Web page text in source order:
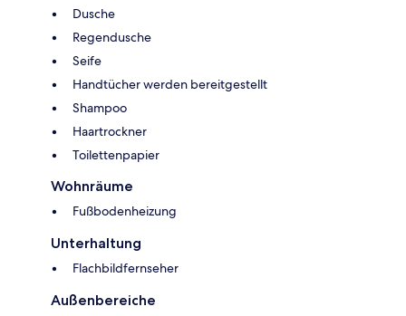
Dusche
Regendusche
Seife
Handtücher werden bereitgestellt
Shampoo
Haartrockner
Toilettenpapier
Wohnräume
Fußbodenheizung
Unterhaltung
Flachbildfernseher
Außenbereiche